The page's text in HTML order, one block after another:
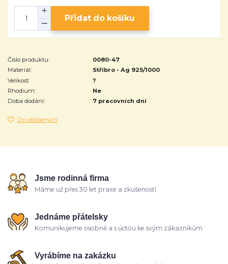
Přidat do košíku
Číslo produktu:
0080-47
Materiál:
Stříbro - Ag 925/1000
Velikost:
?
Rhodium:
Ne
Doba dodání:
7 pracovních dní
Do oblíbených
Jsme rodinná firma
Máme už přes 30 let praxe a zkušeností
Jednáme přátelsky
Komunikujeme osobně a s úctou ke svým zákazníkům
Vyrábíme na zakázku